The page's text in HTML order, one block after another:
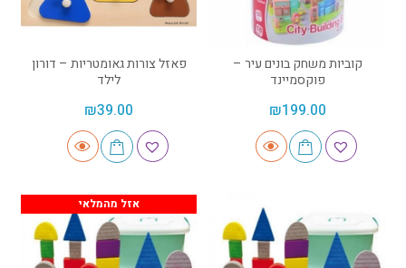
קוביות משחק בונים עיר –
פוקסמיינד
₪199.00
פאזל צורות גאומטריות – דורון
לילד
₪39.00
אזל מהמלאי